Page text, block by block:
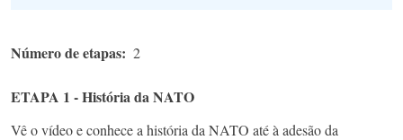
Número de etapas 2
ETAPA 1 - História da NATO
Vê o vídeo e conhece a história da NATO até à adesão da